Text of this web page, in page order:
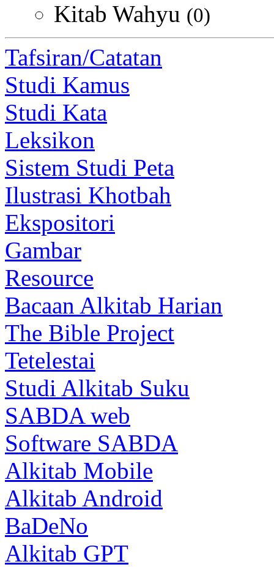
Kitab Wahyu (0)
Tafsiran/Catatan
Studi Kamus
Studi Kata
Leksikon
Sistem Studi Peta
Ilustrasi Khotbah
Ekspositori
Gambar
Resource
Bacaan Alkitab Harian
The Bible Project
Tetelestai
Studi Alkitab Suku
SABDA web
Software SABDA
Alkitab Mobile
Alkitab Android
BaDeNo
Alkitab GPT